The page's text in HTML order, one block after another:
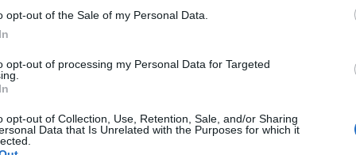
opt-out of the Sale of my Personal Data.
opt-out of processing my Personal Data for Targeted
opt-out of Collection, Use, Retention, Sale, and/or Sharing
Data that Is Unrelated with the Purposes for which it
εμείς θα το αποκαλύψουμε”, είπε η
και συνέχισε λέγοντας:
1η Αυγούστου 2013, χωρίς κανείς
μετά, χωρίς κανείς να το γνωρίζει,
στον γάμο τους. Τι έχει συμβεί;